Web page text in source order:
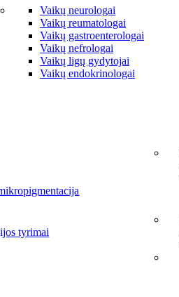
Vaikų neurologai
Vaikų reumatologai
Vaikų gastroenterologai
Vaikų nefrologai
Vaikų ligų gydytojai
Vaikų endokrinologai
tyrimai